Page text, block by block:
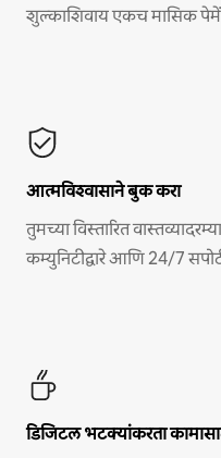
शुल्काशिवाय एकच मासिक
आत्मविश्वासाने बुक करा
तुमच्या विस्तारित
कम्युनिटीद्वारे आणि 24/7
डिजिटल भटक्यांकरता